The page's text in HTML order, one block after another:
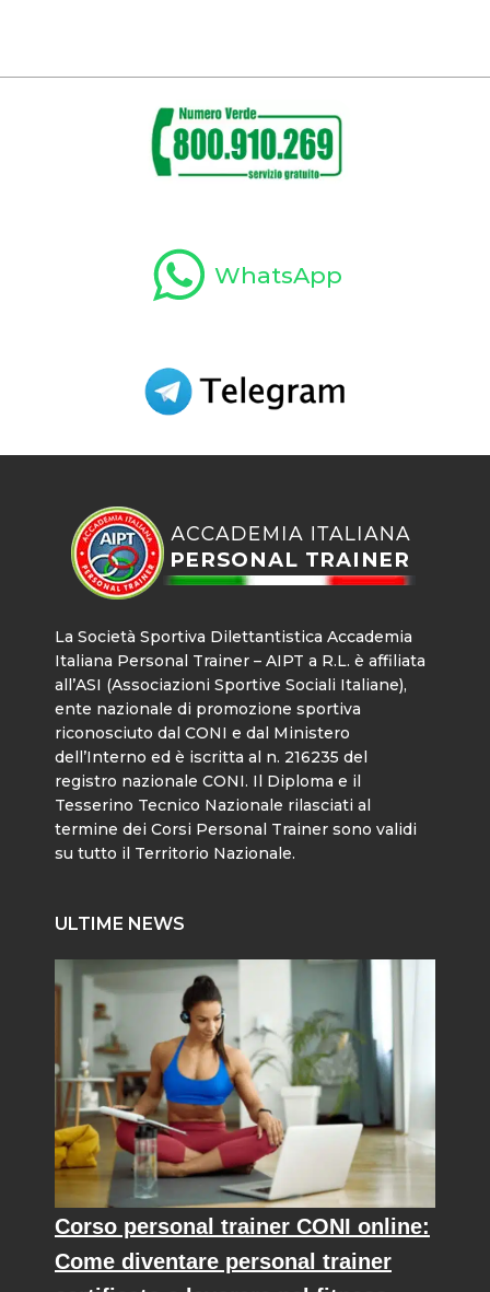
WhatsApp
La Società Sportiva Dilettantistica Accademia
Italiana Personal Trainer – AIPT a R.L. è affiliata
all’ASI (Associazioni Sportive Sociali Italiane),
ente nazionale di promozione sportiva
riconosciuto dal CONI e dal Ministero
dell’Interno ed è iscritta al n. 216235 del
registro nazionale CONI. Il Diploma e il
Tesserino Tecnico Nazionale rilasciati al
termine dei Corsi Personal Trainer sono validi
su tutto il Territorio Nazionale.
ULTIME NEWS
Corso personal trainer CONI online:
Come diventare personal trainer